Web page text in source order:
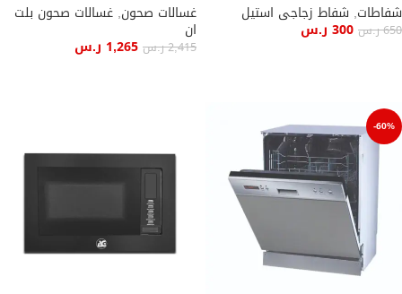
شفاطات, شفاط زجاجى استيل
650ر.س 300 ر.س
غسالات صحون, غسالات صحون بلت
ان
2,415ر.س 1,265 ر.س
-60%